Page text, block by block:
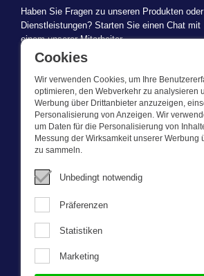
Haben Sie Fragen zu unseren Produkten oder
Dienstleistungen? Starten Sie einen Chat mit
einem unserer Mitarbeiter.
WAS WIR TUN
Dieser Webshop ist Teil von BEVAZET BV.
1983 große und kleinere Unternehmen mit
haben einen eigenen Laden/Ausstellungsraum
bieten unseren Kunden hochwertige und starke
Unternehmenskleidung zu einem
Service ist schnell, wir führen Lagerbestände
maßgeschneiderte Unternehmenskleidung, die
Kontakt auf für weitere fragen.
Cookies
Wir verwenden Cookies, um Ihre
optimieren, den Webverkehr zu analysieren
Werbung über Drittanbieter anzuzeigen,
Personalisierung von Anzeigen. Wir
um Daten für die Personalisierung von
Messung der Wirksamkeit unserer Werbung
zu sammeln.
Unbedingt notwendig
Präferenzen
Statistiken
Marketing